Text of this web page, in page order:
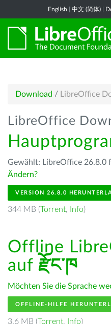
English 中文 (简体)
Download / LibreOffice
LibreOffice
Gewählt: LibreOffice 26.8.0
Ändern?
VERSION 26.8.0
344 MB (Torrent, Info)
Offline
auf རྫོང་ཁ
Möchten Sie die Sprache
OFFLINE-HILFE
3.6 MB (Torrent, Info)